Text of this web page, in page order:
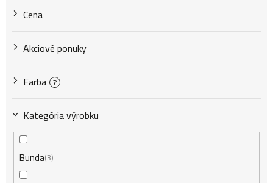
o
d
Cena
Akciové ponuky
Farba ?
Kategória výrobku
Bunda3